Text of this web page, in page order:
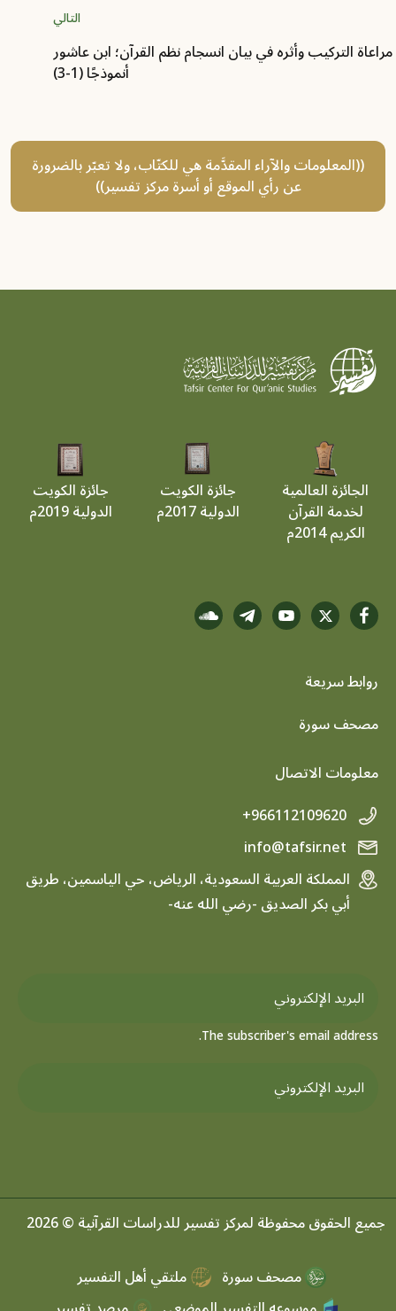
التالي
التركيب وأثره في بيان انسجام نظم القرآن؛ ابن عاشور
أنموذجًا (1-3)
((المعلومات والآراء المقدَّمة هي للكتّاب، ولا تعبّر بالضرورة
عن رأي الموقع أو أسرة مركز تفسير))
الجائزة العالمية
لخدمة القرآن
الكريم 2014م
جائزة الكويت
الدولية 2017م
جائزة الكويت
الدولية 2019م
روابط سريعة
footer menu
مصحف سورة
معلومات الاتصال
+966112109620
info@tafsir.net
المملكة العربية السعودية، الرياض، حي الياسمين، طريق
أبي بكر الصديق -رضي الله عنه-
The subscriber's email address.
جميع الحقوق محفوظة لمركز تفسير للدراسات القرآنية © 2026
مصحف سورة
ملتقي أهل التفسير